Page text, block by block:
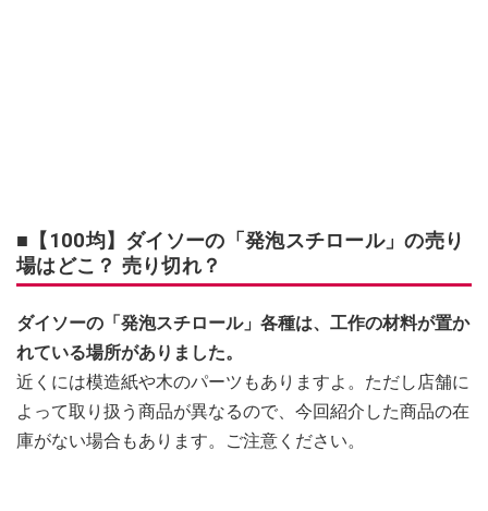
■【100均】ダイソーの「発泡スチロール」の売り
場はどこ？ 売り切れ？
ダイソーの「発泡スチロール」各種は、工作の材料が置か
れている場所がありました。
近くには模造紙や木のパーツもありますよ。ただし店舗に
よって取り扱う商品が異なるので、今回紹介した商品の在
庫がない場合もあります。ご注意ください。